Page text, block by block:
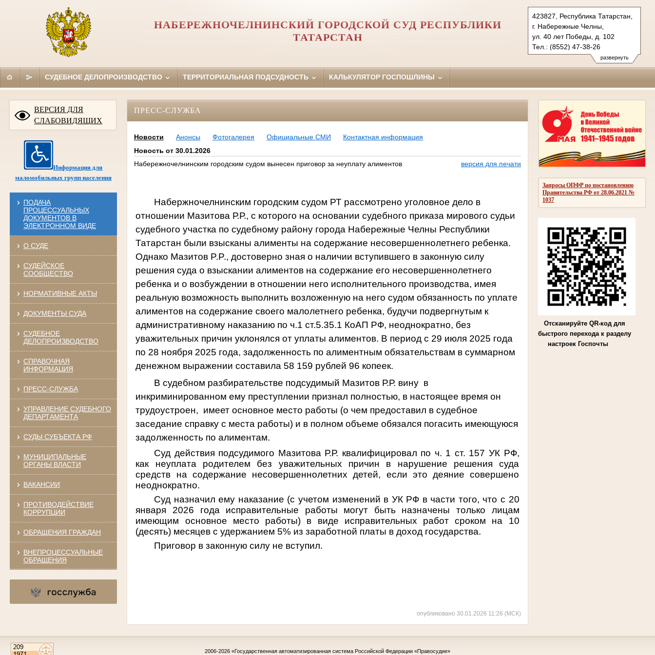
развернуть
423827, Республика Татарстан,
г. Набережные Челны,
ул. 40 лет Победы, д. 102
Тел.: (8552) 47-38-26
naberezhno-
chelninsky.tat@sudrf.ru
НАБЕРЕЖНОЧЕЛНИНСКИЙ ГОРОДСКОЙ СУД РЕСПУБЛИКИ
ТАТАРСТАН
СУДЕБНОЕ ДЕЛОПРОИЗВОДСТВО ТЕРРИТОРИАЛЬНАЯ ПОДСУДНОСТЬ КАЛЬКУЛЯТОР ГОСПОШЛИНЫ
ВЕРСИЯ ДЛЯ
СЛАБОВИДЯЩИХ
Информация для
маломобильных групп населения
ПОДАЧА
ПРОЦЕССУАЛЬНЫХ
ДОКУМЕНТОВ В
ЭЛЕКТРОННОМ ВИДЕ
О СУДЕ
СУДЕЙСКОЕ
СООБЩЕСТВО
НОРМАТИВНЫЕ АКТЫ
ДОКУМЕНТЫ СУДА
СУДЕБНОЕ
ДЕЛОПРОИЗВОДСТВО
СПРАВОЧНАЯ
ИНФОРМАЦИЯ
ПРЕСС-СЛУЖБА
УПРАВЛЕНИЕ СУДЕБНОГО
ДЕПАРТАМЕНТА
СУДЫ СУБЪЕКТА РФ
МУНИЦИПАЛЬНЫЕ
ОРГАНЫ ВЛАСТИ
ВАКАНСИИ
ПРОТИВОДЕЙСТВИЕ
КОРРУПЦИИ
ОБРАЩЕНИЯ ГРАЖДАН
ВНЕПРОЦЕССУАЛЬНЫЕ
ОБРАЩЕНИЯ
Запросы ОПФР по постановлению
Правительства РФ от 28.06.2021 №
1037
Отсканируйте QR-код для
быстрого перехода к разделу
настроек Госпочты
ПРЕСС-СЛУЖБА
Новости Анонсы Фотогалерея Официальные СМИ
Контактная информация
Новость от 30.01.2026
Набережночелнинским городским судом вынесен приговор за неуплату алиментов
версия для печати
Набержночелнинским городским судом РТ рассмотрено уголовное дело в
отношении Мазитова Р.Р., с которого на основании судебного приказа мирового судьи
судебного участка по судебному району города Набережные Челны Республики
Татарстан были взысканы алименты на содержание несовершеннолетнего ребенка.
Однако Мазитов P.P., достоверно зная о наличии вступившего в законную силу
решения суда о взыскании алиментов на содержание его несовершеннолетнего
ребенка и о возбуждении в отношении него исполнительного производства, имея
реальную возможность выполнить возложенную на него судом обязанность по уплате
алиментов на содержание своего малолетнего ребенка, будучи подвергнутым к
административному наказанию по ч.1 ст.5.35.1 КоАП РФ, неоднократно, без
уважительных причин уклонялся от уплаты алиментов. В период с 29 июля 2025 года
по 28 ноября 2025 года, задолженность по алиментным обяза­тельствам в суммар­ном
денежном выражении составила 58 159 рублей 96 копеек.
В судебном разбирательстве подсудимый Мазитов Р.Р. вину в
инкриминированном ему преступлении признал полностью, в настоящее время он
трудоустроен, имеет основное место работы (о чем предоставил в судебное
заседание справку с места работы) и в полном объеме обязался погасить имеющуюся
задолженность по алиментам.
Суд действия подсудимого Мазитова Р.Р. квалифицировал по ч. 1 ст. 157 УК РФ,
как неуплата родителем без уважительных причин в нарушение решения суда
средств на содержание несовершеннолетних детей, если это деяние совершено
неоднократно.
Суд назначилему наказание (с учетом изменений в УК РФ в части того, что с 20
января 2026 года исправительные работы могут быть назначены только лицам
имеющим основное место работы) в виде исправительных работ сроком на 10
(десять) месяцев с удержанием 5% из заработной платы в доход государства.
Приговор в законную силу не вступил.
опубликовано 30.01.2026 11:26 (МСК)
2006-2026 «Государственная автоматизированная система Российской Федерации «Правосудие»